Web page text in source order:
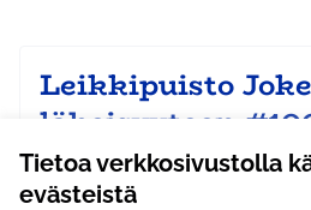
Tietoa verkkosivustolla
evästeistä
Leikkipuisto
läheisyyteen
Lasten leikkipuisto Jokelan
olevalle